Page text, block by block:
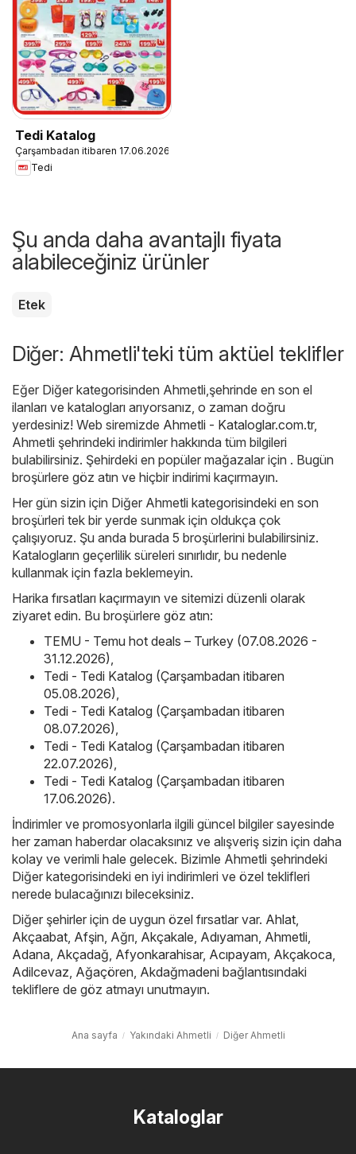
Tedi Katalog
Çarşambadan itibaren 17.06.2026
Tedi
Şu anda daha avantajlı fiyata
alabileceğiniz ürünler
Etek
Diğer: Ahmetli'teki tüm aktüel teklifler
Eğer Diğer kategorisinden Ahmetli,şehrinde en son el
ilanları ve katalogları arıyorsanız, o zaman doğru
yerdesiniz! Web siremizde Ahmetli - Kataloglar.com.tr,
Ahmetli şehrindeki indirimler hakkında tüm bilgileri
bulabilirsiniz. Şehirdeki en popüler mağazalar için . Bugün
broşürlere göz atın ve hiçbir indirimi kaçırmayın.
Her gün sizin için Diğer Ahmetli kategorisindeki en son
broşürleri tek bir yerde sunmak için oldukça çok
çalışıyoruz. Şu anda burada 5 broşürlerini bulabilirsiniz.
Katalogların geçerlilik süreleri sınırlıdır, bu nedenle
kullanmak için fazla beklemeyin.
Harika fırsatları kaçırmayın ve sitemizi düzenli olarak
ziyaret edin. Bu broşürlere göz atın:
TEMU - Temu hot deals – Turkey (07.08.2026 -
31.12.2026)
Tedi - Tedi Katalog (Çarşambadan itibaren
05.08.2026)
Tedi - Tedi Katalog (Çarşambadan itibaren
08.07.2026)
Tedi - Tedi Katalog (Çarşambadan itibaren
22.07.2026)
Tedi - Tedi Katalog (Çarşambadan itibaren
17.06.2026).
İndirimler ve promosyonlarla ilgili güncel bilgiler sayesinde
her zaman haberdar olacaksınız ve alışveriş sizin için daha
kolay ve verimli hale gelecek. Bizimle Ahmetli şehrindeki
Diğer kategorisindeki en iyi indirimleri ve özel teklifleri
nerede bulacağınızı bileceksiniz.
Diğer şehirler için de uygun özel fırsatlar var. Ahlat
Akçaabat Afşin Ağrı Akçakale Adıyaman Ahmetli
Adana Akçadağ Afyonkarahisar, Acıpayam Akçakoca
Adilcevaz Ağaçören Akdağmadeni bağlantısındaki
tekliflere de göz atmayı unutmayın.
Ana sayfa Yakındaki Ahmetli Diğer Ahmetli
Kataloglar